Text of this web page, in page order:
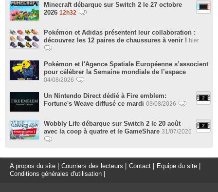
Minecraft débarque sur Switch 2 le 27 octobre
2026 12h32
Pokémon et Adidas présentent leur collaboration :
découvrez les 12 paires de chaussures à venir ! hier
Pokémon et l'Agence Spatiale Européenne s’associent
pour célébrer la Semaine mondiale de l’espace
04/08/2026
Un Nintendo Direct dédié à Fire emblem:
Fortune's Weave diffusé ce mardi 03/08/2026
Wobbly Life débarque sur Switch 2 le 20 août
avec la coop à quatre et le GameShare 31/07/2026
A propos du site Courriers des lecteurs Contact Equipe du site
Conditions générales d'utilisation